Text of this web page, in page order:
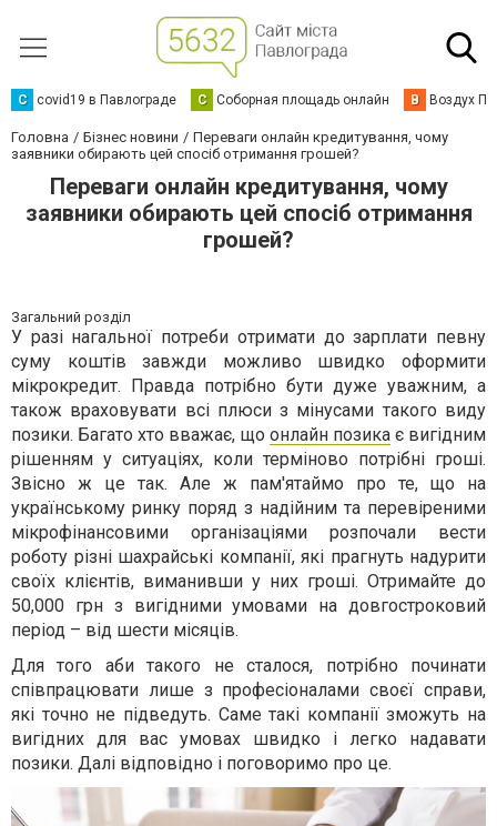
C covid19 в Павлограде С Соборная площадь онлайн В Воздух
Головна Бізнес новини
Переваги онлайн кредитування, чому
заявники обирають цей спосіб отримання грошей?
Переваги онлайн кредитування, чому
заявники обирають цей спосіб отримання
грошей?
Загальний розділ
У разі нагальної потреби отримати до зарплати певну
суму коштів завжди можливо швидко оформити
мікрокредит. Правда потрібно бути дуже уважним, а
також враховувати всі плюси з мінусами такого виду
позики. Багато хто вважає, що онлайн позикає вигідним
рішенням у ситуаціях, коли терміново потрібні гроші.
Звісно ж це так. Але ж пам'ятаймо про те, що на
українському ринку поряд з надійним та перевіреними
мікрофінансовими організаціями розпочали вести
роботу різні шахрайські компанії, які прагнуть надурити
своїх клієнтів, виманивши у них гроші. Отримайте до
50,000 грн з вигідними умовами на довгостроковий
період – від шести місяців.
Для того аби такого не сталося, потрібно починати
співпрацювати лише з професіоналами своєї справи,
які точно не підведуть. Саме такі компанії зможуть на
вигідних для вас умовах швидко і легко надавати
позики. Далі відповідно і поговоримо про це.